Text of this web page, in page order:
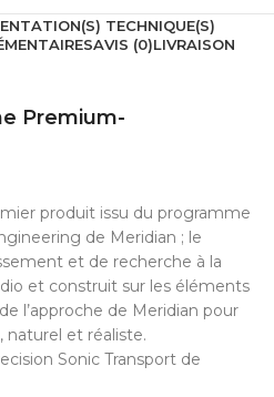
TECHNIQUE(S)
AVIS (0)LIVRAISON
Premium-
produit issu du programme
de Meridian ; le
et de recherche à la
et construit sur les éléments
l’approche de Meridian pour
naturel et réaliste.
Sonic Transport de